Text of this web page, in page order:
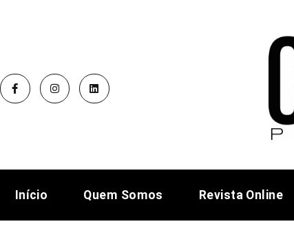
Início Quem Somos Revista Online